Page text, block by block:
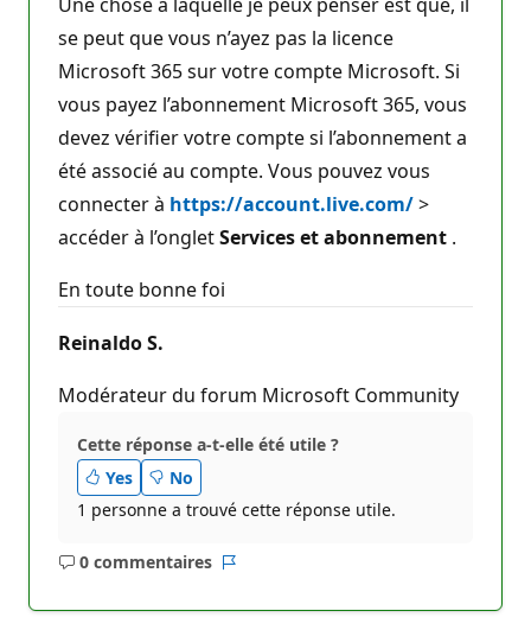
se peut que vous n’ayez pas la licence
Microsoft 365 sur votre compte Microsoft. Si
vous payez l’abonnement Microsoft 365, vous
devez vérifier votre compte si l’abonnement a
été associé au compte. Vous pouvez vous
connecter à https://account.live.com/>
accéder à l’ongletServices et abonnement .
En toute bonne foi
Reinaldo S.
Modérateur du forum Microsoft Community
Cette réponse a-t-elle été utile ?
Yes
No
1 personne a trouvé cette réponse utile.
0 commentaires
Aucun